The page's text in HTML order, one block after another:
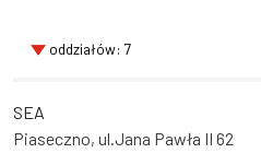
oddziałów: 7
SEA
Piaseczno, ul.Jana Pawła II 62